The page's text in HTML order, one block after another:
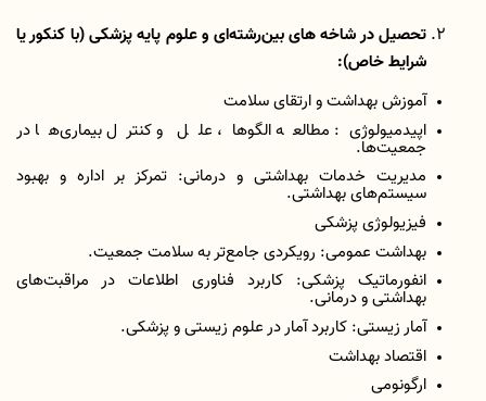
تحصیل در شاخه های بین‌رشته‌ای و علوم پایه پزشکی (با کنکور یا
شرایط خاص):
آموزش بهداشت و ارتقای سلامت
اپیدمیولوژی: مطالعه الگوها، علل و کنترل بیماری‌ها در
جمعیت‌ها.
مدیریت خدمات بهداشتی و درمانی: تمرکز بر اداره و بهبود
سیستم‌های بهداشتی.
فیزیولوژی پزشکی
بهداشت عمومی: رویکردی جامع‌تر به سلامت جمعیت.
انفورماتیک پزشکی: کاربرد فناوری اطلاعات در مراقبت‌های
بهداشتی و درمانی.
آمار زیستی: کاربرد آمار در علوم زیستی و پزشکی.
اقتصاد بهداشت
ارگونومی